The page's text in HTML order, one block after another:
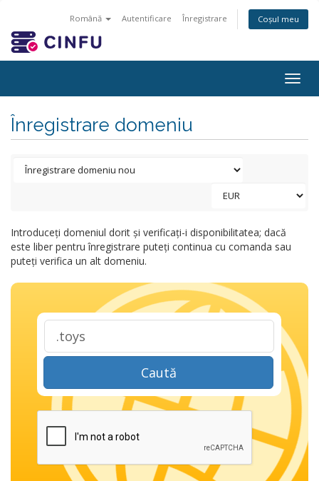
Română Autentificare Înregistrare Coșul meu
Înregistrare domeniu
Introduceți domeniul dorit și verificați-i disponibilitatea; dacă
este liber pentru înregistrare puteți continua cu comanda sau
puteți verifica un alt domeniu.
Caută